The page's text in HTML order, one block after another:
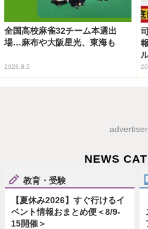
全国高校麻雀32チーム本選出
場…麻布や大阪星光、東海も
2026.8.5
NEWS
教育・受験
【夏休み2026】すぐ行けるイ
ベント情報おまとめ便＜8/9-
15開催＞